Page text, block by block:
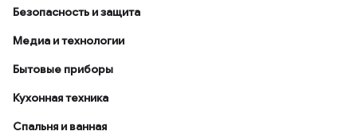
Безопасность и защита
Медиа и технологии
Бытовые приборы
Кухонная техника
Спальня и ванная